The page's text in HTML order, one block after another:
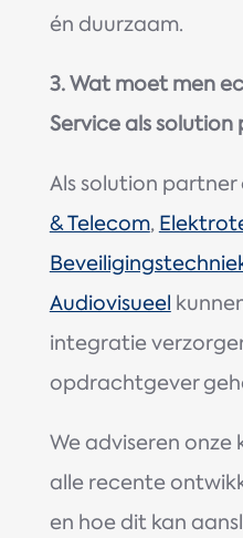
én duurzaam.
3. Wat moet men
Service als solution
Als solution
& Telecom,
Audiovisueel
integratie
opdrachtgever
We adviseren
alle recente
en hoe dit kan